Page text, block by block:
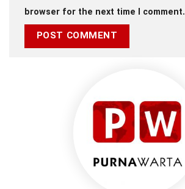
browser for the next time I comment.